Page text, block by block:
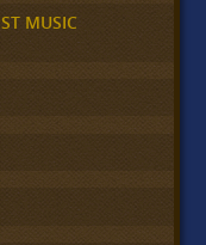
MUSIC